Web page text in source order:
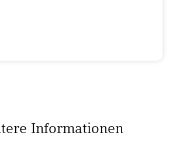
Informationen